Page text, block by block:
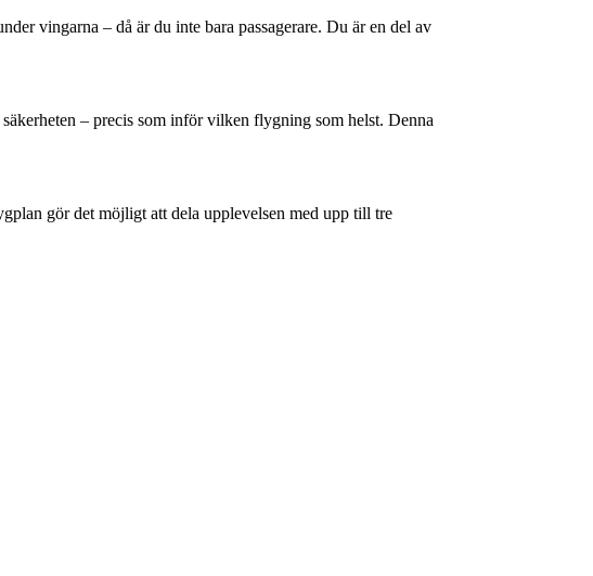
vingarna – då är du inte bara passagerare. Du är en del av
– precis som inför vilken flygning som helst. Denna
gör det möjligt att dela upplevelsen med upp till tre